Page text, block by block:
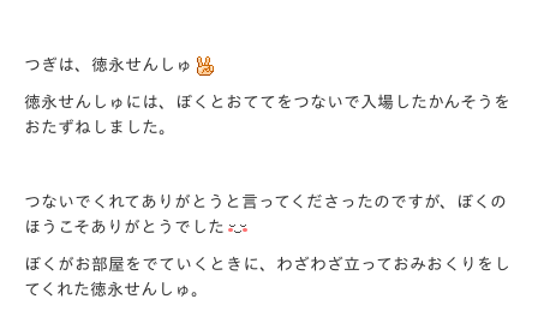
つぎは、徳永せんしゅ
徳永せんしゅには、ぼくとおててをつないで入場したかんそうを
おたずねしました。
つないでくれてありがとうと言ってくださったのですが、ぼくの
ほうこそありがとうでした
ぼくがお部屋をでていくときに、わざわざ立っておみおくりをし
てくれた徳永せんしゅ。